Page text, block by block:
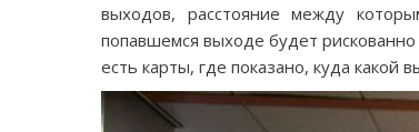
выходов, расстояние между
попавшемся выходе будет
есть карты, где показано, куда какой